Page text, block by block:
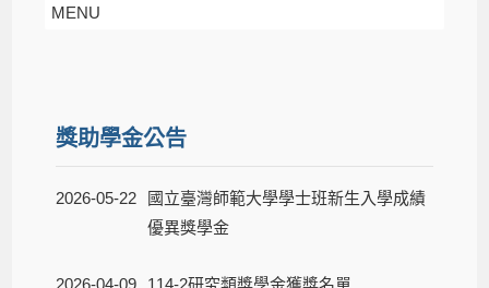
MENU
獎助學金公告
2026-05-22
國立臺灣師範大學學士班新生入學成績
優異獎學金
2026-04-09 114-2研究類獎學金獲獎名單